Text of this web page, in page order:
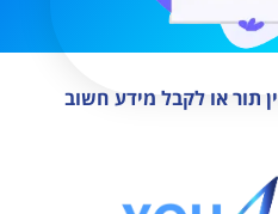
תור או לקבל מידע חשוב